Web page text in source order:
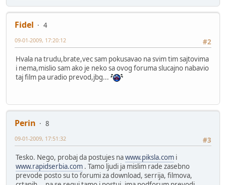
Fidel
4
#2
09-01-2009, 17:20:12
Hvala na trudu,brate,vec sam pokusavao na svim tim sajtovima
i nema,mislio sam ako je neko sa ovog foruma slucajno nabavio
taj film pa uradio prevod,jbg...
Perin
8
#3
09-01-2009, 17:51:32
Tesko. Nego, probaj da postujes nawww.piksla.com i
www.rapidserbia.com . Tamo ljudi ja mislim rade zasebno
prevode posto su to forumi za download, serrija, filmova,